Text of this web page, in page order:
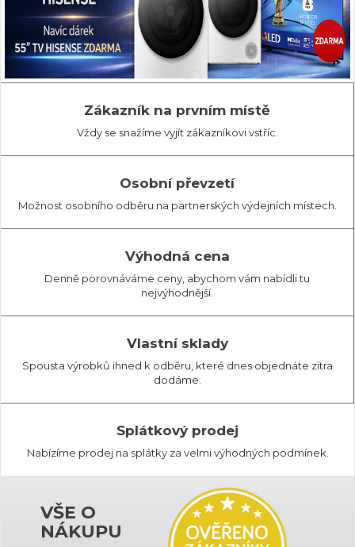
Zákazník na prvním místě
Vždy se snažíme vyjít zákazníkovi vstříc.
Osobní převzetí
Možnost osobního odběru na partnerských výdejních místech.
Výhodná cena
Denně porovnáváme ceny, abychom vám nabídli tu
nejvýhodnější.
Vlastní sklady
Spousta výrobků ihned k odběru, které dnes objednáte zítra
dodáme.
Splátkový prodej
Nabízíme prodej na splátky za velmi výhodných podmínek.
VŠE O
NÁKUPU